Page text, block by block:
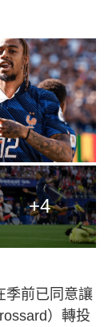
+4
季前已同意讓
）轉投